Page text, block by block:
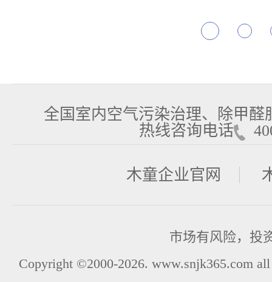
全国室内空气污染治理、除甲
热线咨询电话
木童企业官网
市场有风险，投
Copyright ©2000-2026. www.snjk365.com